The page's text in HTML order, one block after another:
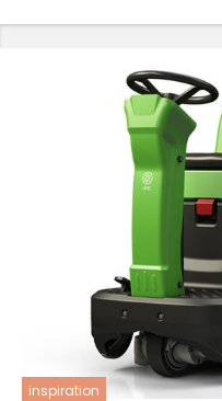
inspiration